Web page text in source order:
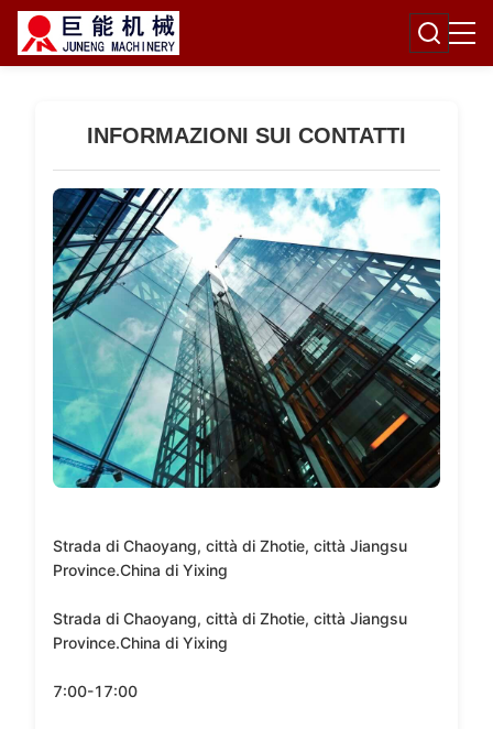
INFORMAZIONI SUI CONTATTI
Strada di Chaoyang, città di Zhotie, città Jiangsu
Province.China di Yixing
Strada di Chaoyang, città di Zhotie, città Jiangsu
Province.China di Yixing
7:00-17:00